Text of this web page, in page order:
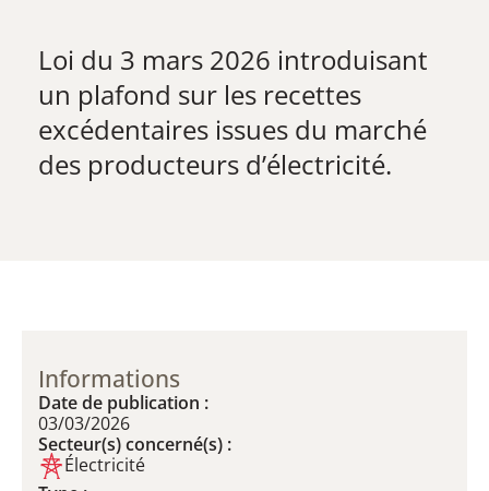
Loi du 3 mars 2026 introduisant
un plafond sur les recettes
excédentaires issues du marché
des producteurs d’électricité.
Informations
Date de publication :
03/03/2026
Secteur(s) concerné(s) :
Électricité